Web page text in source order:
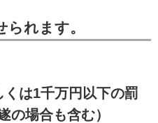
れます。
は1千万円以下の罰
の場合も含む）